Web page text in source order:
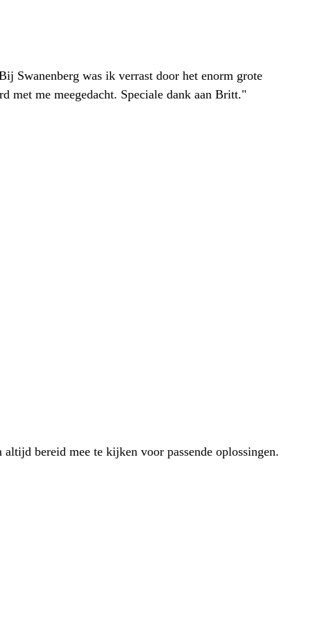
Swanenberg was ik verrast door het enorm grote
met me meegedacht. Speciale dank aan Britt."
bereid mee te kijken voor passende oplossingen.